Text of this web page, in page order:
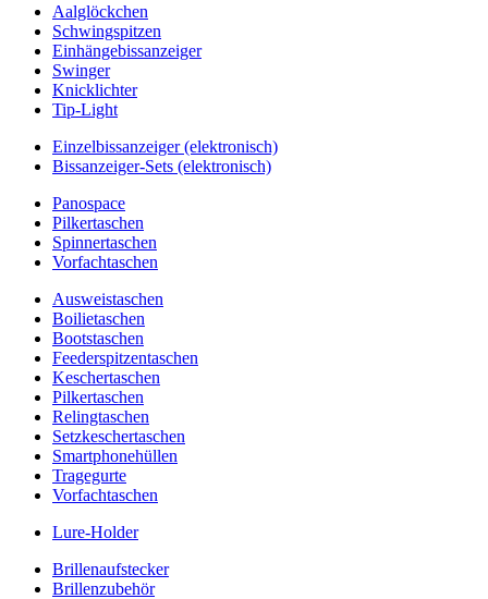
Aalglöckchen
Schwingspitzen
Einhängebissanzeiger
Swinger
Knicklichter
Tip-Light
Einzelbissanzeiger (elektronisch)
Bissanzeiger-Sets (elektronisch)
Panospace
Pilkertaschen
Spinnertaschen
Vorfachtaschen
Ausweistaschen
Boilietaschen
Bootstaschen
Feederspitzentaschen
Keschertaschen
Pilkertaschen
Relingtaschen
Setzkeschertaschen
Smartphonehüllen
Tragegurte
Vorfachtaschen
Lure-Holder
Brillenaufstecker
Brillenzubehör